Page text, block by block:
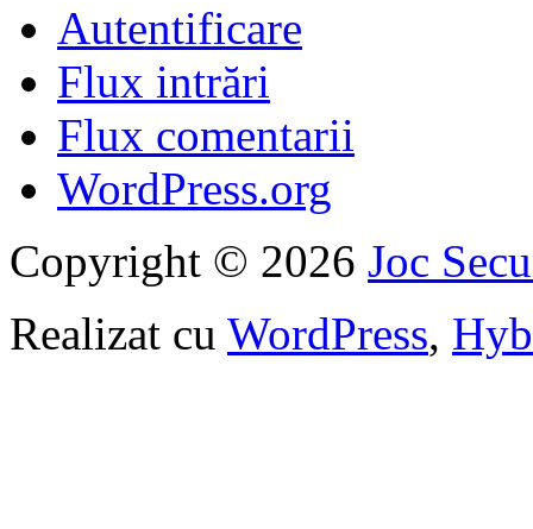
Autentificare
Flux intrări
Flux comentarii
WordPress.org
Copyright © 2026 Joc
Realizat cu WordPress,